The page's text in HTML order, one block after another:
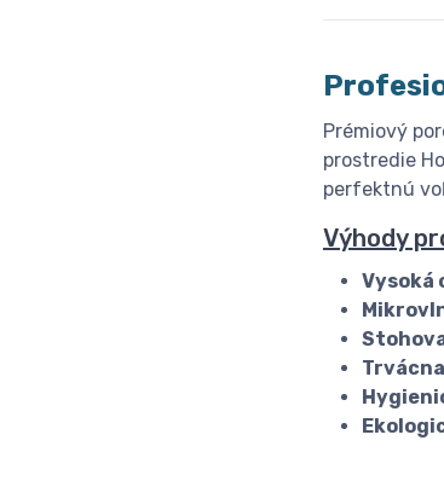
Prémiový
prostredie
perfektnú
Výhody
Vysoká